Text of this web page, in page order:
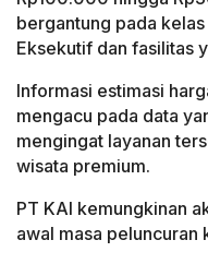
bergantung pada
Eksekutif dan fasilitas
Informasi estimasi
mengacu pada data
mengingat layanan
wisata premium.
PT KAI kemungkinan
awal masa peluncuran